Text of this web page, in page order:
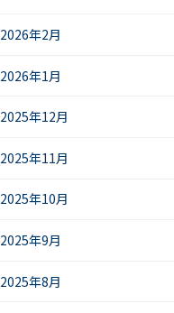
2026年2月
2026年1月
2025年12月
2025年11月
2025年10月
2025年9月
2025年8月